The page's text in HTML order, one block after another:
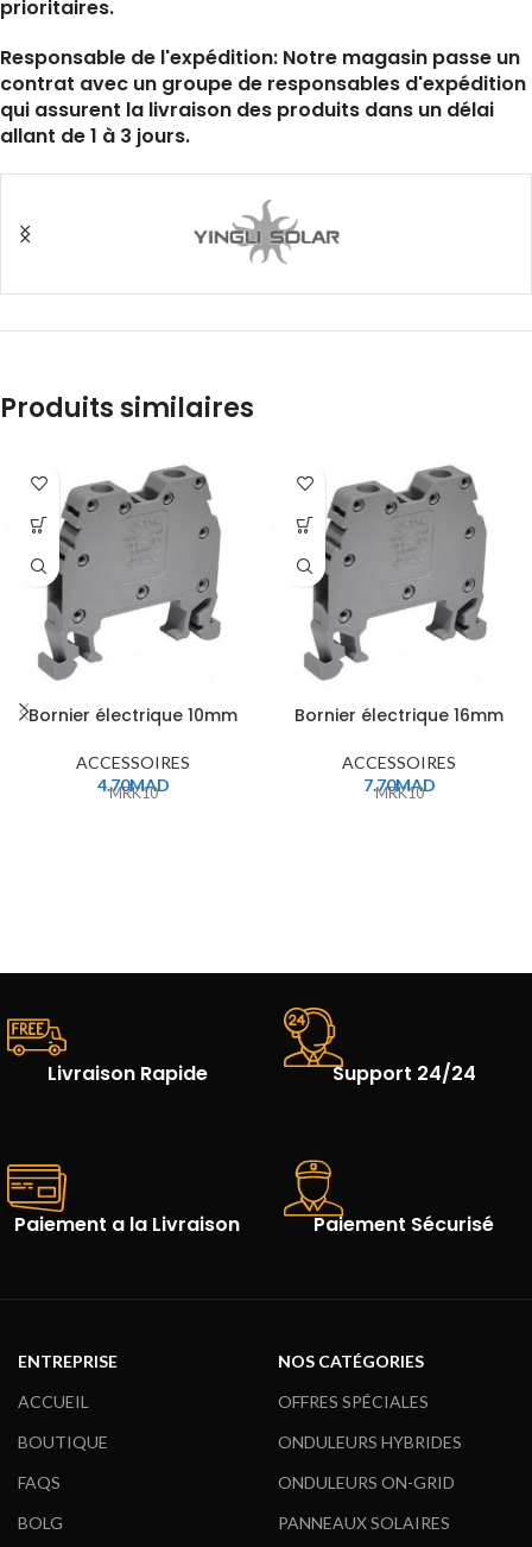
prioritaires.
Responsable de l'expédition: Notre magasin passe un
contrat avec un groupe de responsables d'expédition
qui assurent la livraison des produits dans un délai
allant de 1 à 3 jours.
Produits similaires
Bornier électrique 10mm
ACCESSOIRES
4.70MAD
MRK10
Bornier électrique 16mm
ACCESSOIRES
7.70MAD
MRK10
Livraison Rapide Support 24/24
Paiement a la Livraison Paiement Sécurisé
ENTREPRISE
ACCUEIL
BOUTIQUE
FAQS
BOLG
NOS CATÉGORIES
OFFRES SPÉCIALES
ONDULEURS HYBRIDES
ONDULEURS ON-GRID
PANNEAUX SOLAIRES